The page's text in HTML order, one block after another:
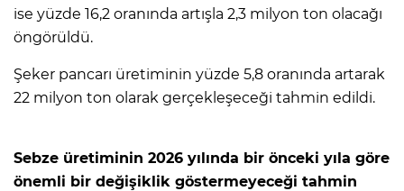
ise yüzde 16,2 oranında artışla 2,3 milyon ton olacağı
öngörüldü.
Şeker pancarı üretiminin yüzde 5,8 oranında artarak
22 milyon ton olarak gerçekleşeceği tahmin edildi.
Sebze üretiminin 2026 yılında bir önceki yıla göre
önemli bir değişiklik göstermeyeceği tahmin